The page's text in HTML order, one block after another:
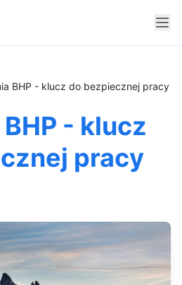
BHP - klucz do bezpiecznej pracy
- klucz
pracy